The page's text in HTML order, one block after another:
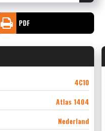
PDF
4C10
Atlas 1404
Nederland